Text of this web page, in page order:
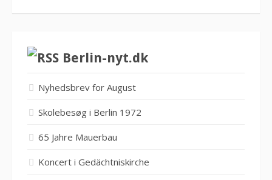
Berlin-nyt.dk
Nyhedsbrev for August
Skolebesøg i Berlin 1972
65 Jahre Mauerbau
Koncert i Gedächtniskirche